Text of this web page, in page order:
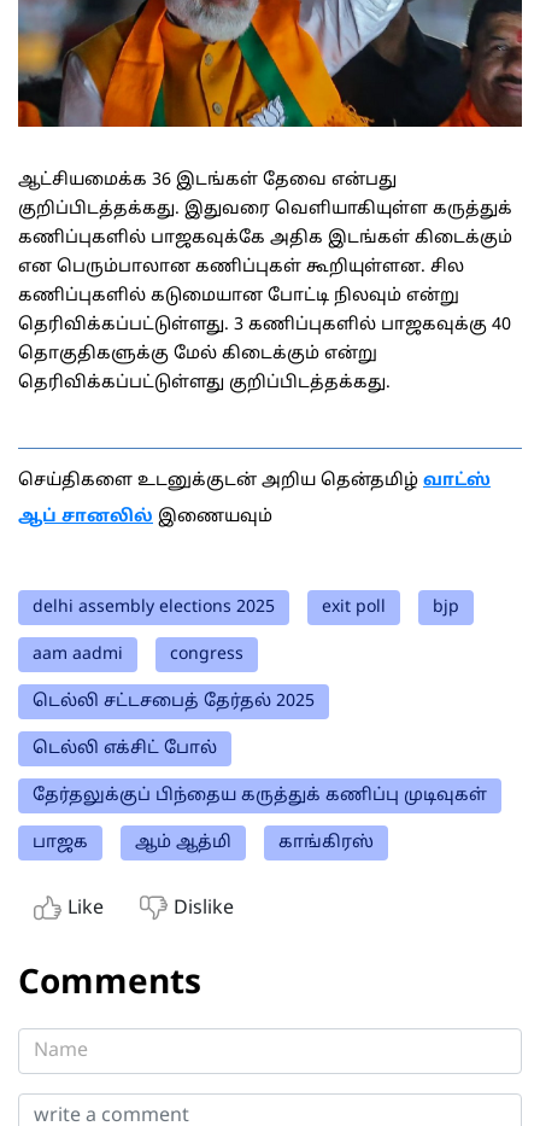
ஆட்சியமைக்க 36 இடங்கள் தேவை என்பது
குறிப்பிடத்தக்கது. இதுவரை வெளியாகியுள்ள கருத்துக்
கணிப்புகளில் பாஜகவுக்கே அதிக இடங்கள் கிடைக்கும்
என பெரும்பாலான கணிப்புகள் கூறியுள்ளன. சில
கணிப்புகளில் கடுமையான போட்டி நிலவும் என்று
தெரிவிக்கப்பட்டுள்ளது. 3 கணிப்புகளில் பாஜகவுக்கு 40
தொகுதிகளுக்கு மேல் கிடைக்கும் என்று
தெரிவிக்கப்பட்டுள்ளது குறிப்பிடத்தக்கது.
செய்திகளை உடனுக்குடன் அறிய தென்தமிழ் வாட்ஸ்
ஆப் சானலில் இணையவும்
delhi assembly elections 2025 exit poll bjp
aam aadmi congress
டெல்லி சட்டசபைத் தேர்தல் 2025
டெல்லி எக்சிட் போல்
தேர்தலுக்குப் பிந்தைய கருத்துக் கணிப்பு முடிவுகள்
பாஜக ஆம் ஆத்மி காங்கிரஸ்
Like Dislike
Comments